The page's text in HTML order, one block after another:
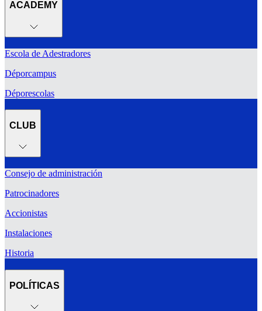
ACADEMY
Escola de Adestradores
Déporcampus
Déporescolas
CLUB
Consejo de administración
Patrocinadores
Accionistas
Instalaciones
Historia
POLÍTICAS